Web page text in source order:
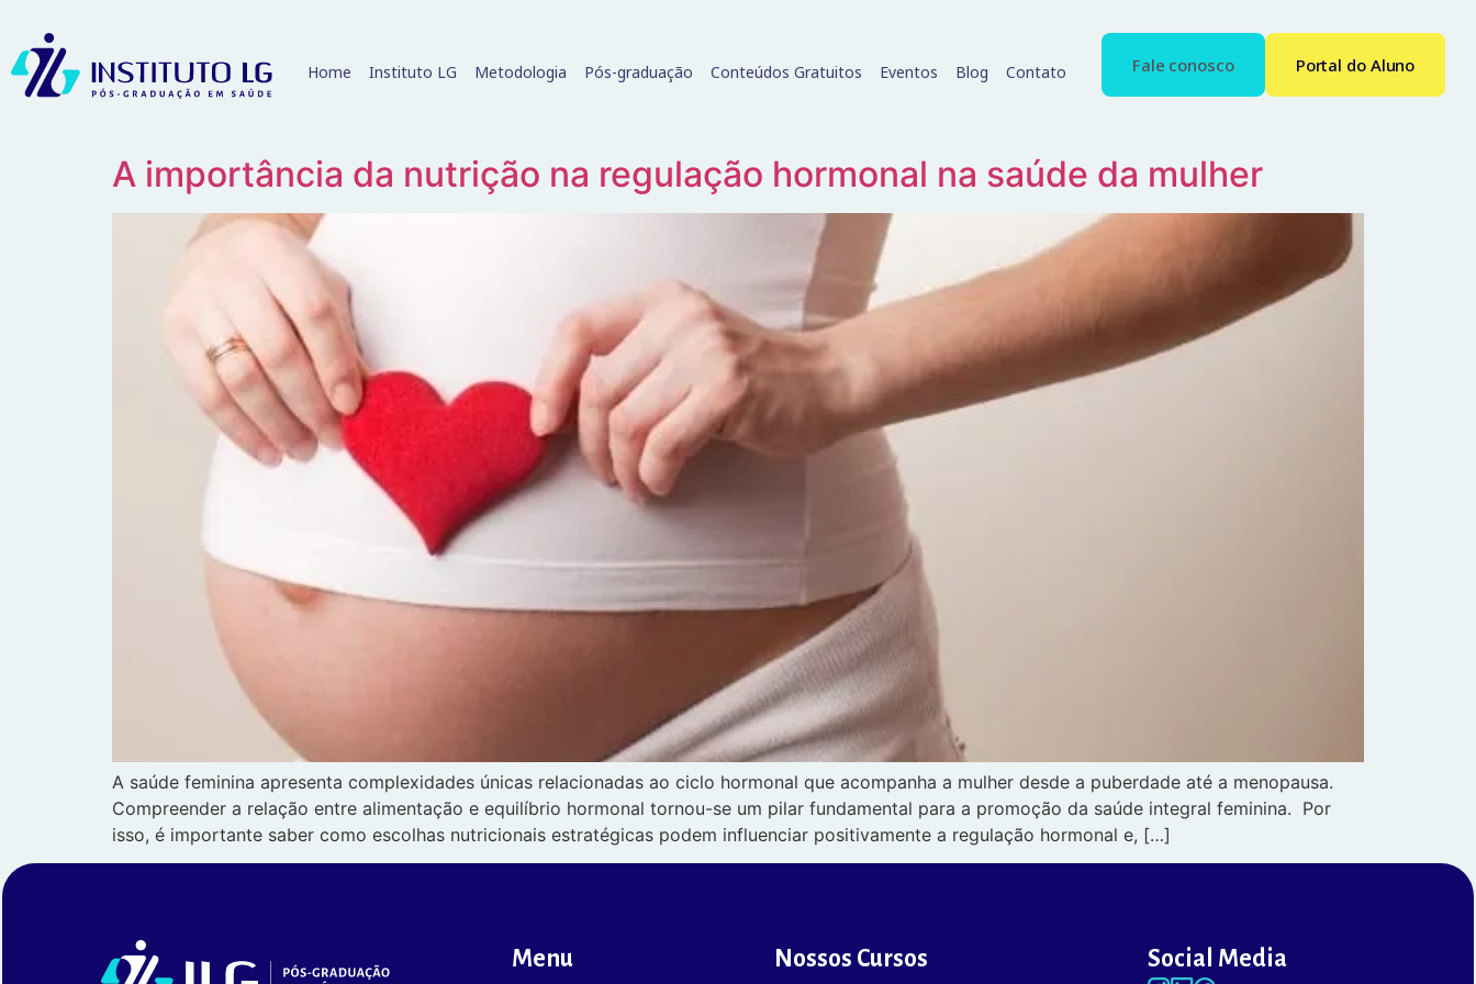
Home Instituto LG Metodologia Pós-graduação Conteúdos Gratuitos Eventos Blog Contato Fale conosco Portal do Aluno
A importância da nutrição na regulação hormonal na saúde da mulher
A saúde feminina apresenta complexidades únicas relacionadas ao ciclo hormonal que acompanha a mulher desde a puberdade até a menopausa.
Compreender a relação entre alimentação e equilíbrio hormonal tornou-se um pilar fundamental para a promoção da saúde integral feminina. Por
isso, é importante saber como escolhas nutricionais estratégicas podem influenciar positivamente a regulação hormonal e, […]
Menu Nossos Cursos Social Media